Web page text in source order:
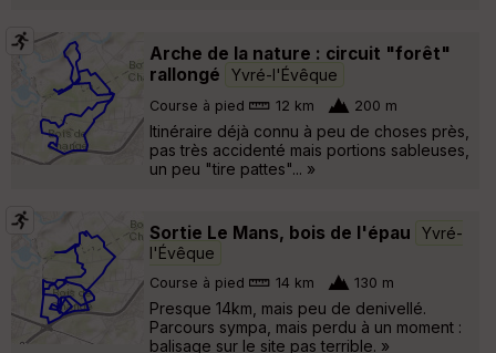
Arche de la nature : circuit "forêt"
rallongé
Yvré-l'Évêque
Course à pied 12 km 200 m
Itinéraire déjà connu à peu de choses près,
pas très accidenté mais portions sableuses,
un peu "tire pattes"... »
Sortie Le Mans, bois de l'épau
Yvré-
l'Évêque
Course à pied 14 km 130 m
Presque 14km, mais peu de denivellé.
Parcours sympa, mais perdu à un moment :
balisage sur le site pas terrible. »